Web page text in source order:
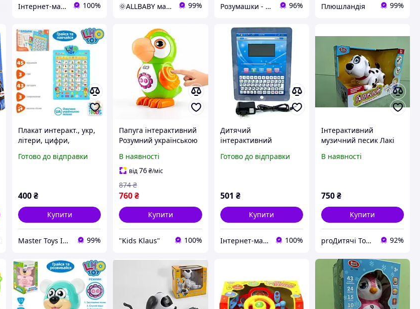
Інтернет-магазин "TipTopToys" 100% 🌞ALLBABY магазин товарів для дітей 99% Розумашки - магазин іграшок та дитячих товарів 96% Плюшландія 99%
Плакат интеракт., укр,
літери, цифри,
на батареї, в коробці
Готово до відправки
400₴
Купити
Master Toys Інтернет-магазин 99%
Папуга інтерактивний
Розумний українською
піснями, віршами та
диктофоном
В наявності
від76₴/міс
760₴
874 ₴
Купити
"Kids Klaus" 100%
Дитячий
інтерактивний
32 функції, 2 мови,
Готово до відправки
501 ₴
Купити
Інтернет-магазин "TipTopToys" 100%
Інтерактивний
музичний песик Лакі
В наявності
750₴
Купити
proДитячі Товари 92%